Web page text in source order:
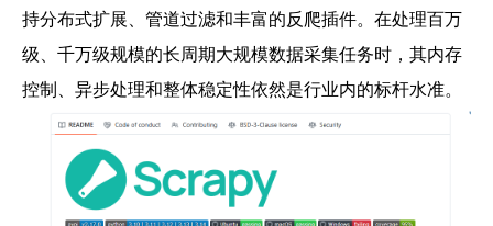
持分布式扩展、管道过滤和丰富的反爬插件。在处理百万
级、千万级规模的长周期大规模数据采集任务时，其内存
控制、异步处理和整体稳定性依然是行业内的标杆水准。